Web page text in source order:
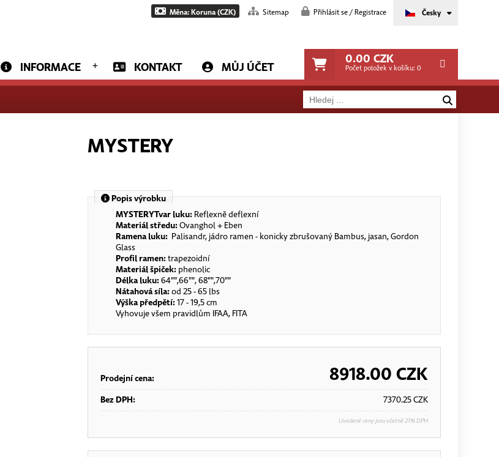
Česky
Měna: Koruna (CZK) Sitemap Přihlásit se / Registrace
INFORMACE KONTAKT MŮJ ÚČET
0.00 CZK
Počet položek v košíku: 0
MYSTERY
Popis výrobku
MYSTERYTvar luku: Reflexně deflexní
Materiál středu:Ovanghol + Eben
Ramena luku: Palisandr, jádro ramen - konicky zbrušovaný Bambus, jasan, Gordon
Glass
Profil ramen:trapezoidní
Materiál špiček: phenolic
Délka luku:64"",66"", 68"",70""
Nátahová síla:od 25 - 65 lbs
Výška předpětí:17 - 19,5 cm
Vyhovuje všem pravidlům IFAA, FITA
Prodejní cena: 8918.00 CZK
Bez DPH: 7370.25CZK
Uvedené ceny jsou včetně 21% DPH